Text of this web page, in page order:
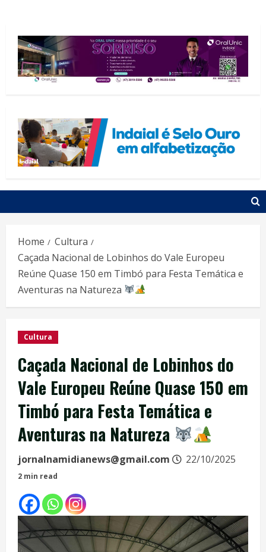
Home
Cultura
Caçada Nacional de Lobinhos do Vale Europeu
Reúne Quase 150 em Timbó para Festa Temática e
Aventuras na Natureza
Cultura
Caçada Nacional de Lobinhos do
Vale Europeu Reúne Quase 150 em
Timbó para Festa Temática e
Aventuras na Natureza
jornalnamidianews@gmail.com 22/10/2025
2 min read